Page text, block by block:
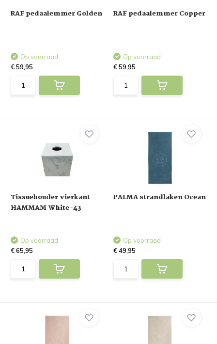
RAF pedaalemmer Golden
Op voorraad
€ 59,95
RAF pedaalemmer Copper
Op voorraad
€ 59,95
Tissuehouder vierkant
HAMMAM White-43
Op voorraad
€ 65,95
PALMA strandlaken Ocean
Op voorraad
€ 49,95